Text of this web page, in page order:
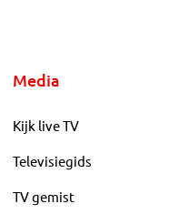
Media
Kijk live TV
Televisiegids
TV gemist